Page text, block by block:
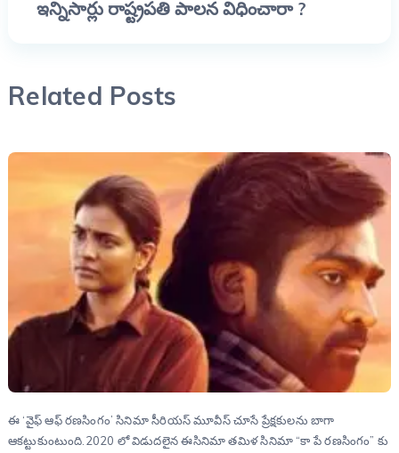
ఇన్నిసార్లు రాష్ట్రపతి పాలన విధించారా ?
Related Posts
ఈ ‘వైఫ్ ఆఫ్ రణసింగం’ సినిమా సీరియస్ మూవీస్ చూసే ప్రేక్షకులను బాగా
ఆకట్టుకుంటుంది.2020 లో విడుదలైన ఈసినిమా తమిళ సినిమా “కా పే రణసింగం” కు